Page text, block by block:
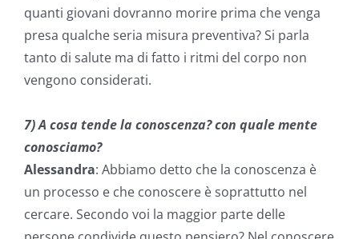
quanti giovani dovranno morire prima che venga
presa qualche seria misura preventiva? Si parla
tanto di salute ma di fatto i ritmi del corpo non
vengono considerati.
7)A cosa tende la conoscenza? con quale mente
conosciamo?
Alessandra: Abbiamo detto che la conoscenza è
un processo e che conoscere è soprattutto nel
cercare. Secondo voi la maggior parte delle